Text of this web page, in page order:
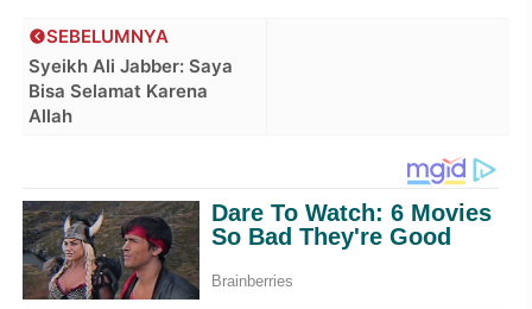
SEBELUMNYA
Syeikh Ali Jabber: Saya
Bisa Selamat Karena
Allah